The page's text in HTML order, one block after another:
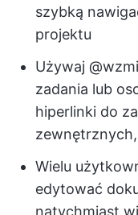
szybką
projektu
Używaj
zadania lub
hiperlinki do
zewnętrznych,
Wielu
edytować
natychmiast